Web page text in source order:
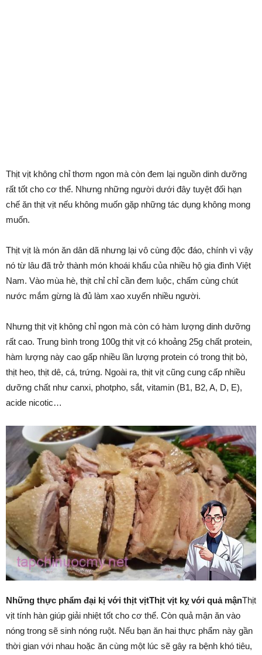
Thịt vịt không chỉ thơm ngon mà còn đem lại nguồn dinh dưỡng
rất tốt cho cơ thể. Nhưng những người dưới đây tuyệt đối hạn
chế ăn thịt vịt nếu không muốn gặp những tác dụng không mong
muốn.
Thịt vịt là món ăn dân dã nhưng lại vô cùng độc đáo, chính vì vậy
nó từ lâu đã trở thành món khoái khẩu của nhiều hộ gia đình Việt
Nam. Vào mùa hè, thịt chỉ chỉ cần đem luộc, chấm cùng chút
nước mắm gừng là đủ làm xao xuyến nhiều người.
Nhưng thịt vịt không chỉ ngon mà còn có hàm lượng dinh dưỡng
rất cao. Trung bình trong 100g thịt vịt có khoảng 25g chất protein,
hàm lượng này cao gấp nhiều lần lượng protein có trong thịt bò,
thịt heo, thịt dê, cá, trứng. Ngoài ra, thịt vịt cũng cung cấp nhiều
dưỡng chất như canxi, photpho, sắt, vitamin (B1, B2, A, D, E),
acide nicotic…
Những thực phẩm đại kị với thịt vịtThịt vịt kỵ với quả mậnThịt
vịt tính hàn giúp giải nhiệt tốt cho cơ thể. Còn quả mận ăn vào
nóng trong sẽ sinh nóng ruột. Nếu bạn ăn hai thực phẩm này gần
thời gian với nhau hoặc ăn cùng một lúc sẽ gây ra bệnh khó tiêu,